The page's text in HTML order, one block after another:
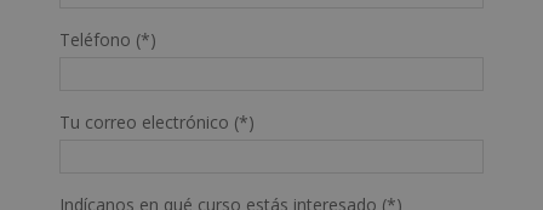
Teléfono (*)
Tu correo electrónico (*)
Indícanos en qué curso estás interesado (*)